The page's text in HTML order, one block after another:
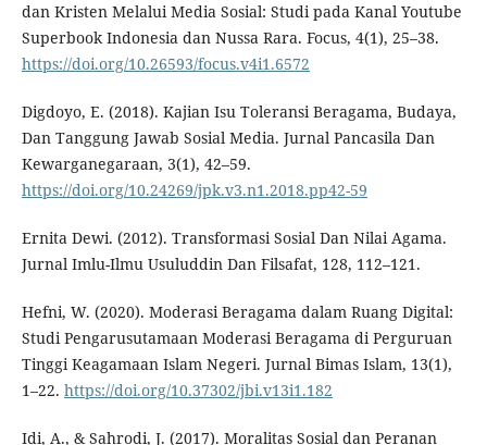
dan Kristen Melalui Media Sosial: Studi pada Kanal Youtube
Superbook Indonesia dan Nussa Rara. Focus, 4(1), 25–38.
https://doi.org/10.26593/focus.v4i1.6572
Digdoyo, E. (2018). Kajian Isu Toleransi Beragama, Budaya,
Dan Tanggung Jawab Sosial Media. Jurnal Pancasila Dan
Kewarganegaraan, 3(1), 42–59.
https://doi.org/10.24269/jpk.v3.n1.2018.pp42-59
Ernita Dewi. (2012). Transformasi Sosial Dan Nilai Agama.
Jurnal Imlu-Ilmu Usuluddin Dan Filsafat, 128, 112–121.
Hefni, W. (2020). Moderasi Beragama dalam Ruang Digital:
Studi Pengarusutamaan Moderasi Beragama di Perguruan
Tinggi Keagamaan Islam Negeri. Jurnal Bimas Islam, 13(1),
1–22. https://doi.org/10.37302/jbi.v13i1.182
Idi, A., & Sahrodi, J. (2017). Moralitas Sosial dan Peranan